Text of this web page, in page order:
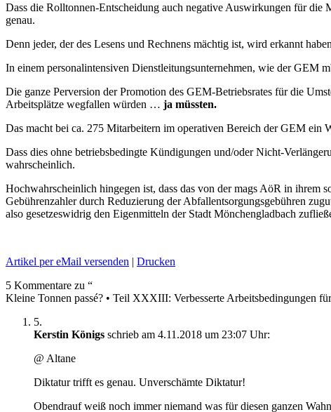
Dass die Rolltonnen-Entscheidung auch negative Auswirkungen für
genau.
Denn jeder, der des Lesens und Rechnens mächtig ist, wird erkannt
In einem personalintensiven Dienstleitungsunternehmen, wie der GEM
Die ganze Perversion der Promotion des GEM-Betriebsrates für die
Arbeitsplätze wegfallen würden … ja müssten.
Das macht bei ca. 275 Mitarbeitern im operativen Bereich der GEM ein
Dass dies ohne betriebsbedingte Kündigungen und/oder Nicht-
wahrscheinlich.
Hochwahrscheinlich hingegen ist, dass das von der mags AöR in
Gebührenzahler durch Reduzierung der Abfallentsorgungsgebühren
also gesetzeswidrig den Eigenmitteln der Stadt Mönchengladbach
Artikel per eMail versenden | Drucken
5 Kommentare zu “
Kleine Tonnen passé? • Teil XXXIII: Verbesserte Arbeitsbedingungen
5.
Kerstin Königs schrieb am 4.11.2018 um 23:07 Uhr:
@ Altane
Diktatur trifft es genau. Unverschämte Diktatur!
Obendrauf weiß noch immer niemand was für diesen ganzen